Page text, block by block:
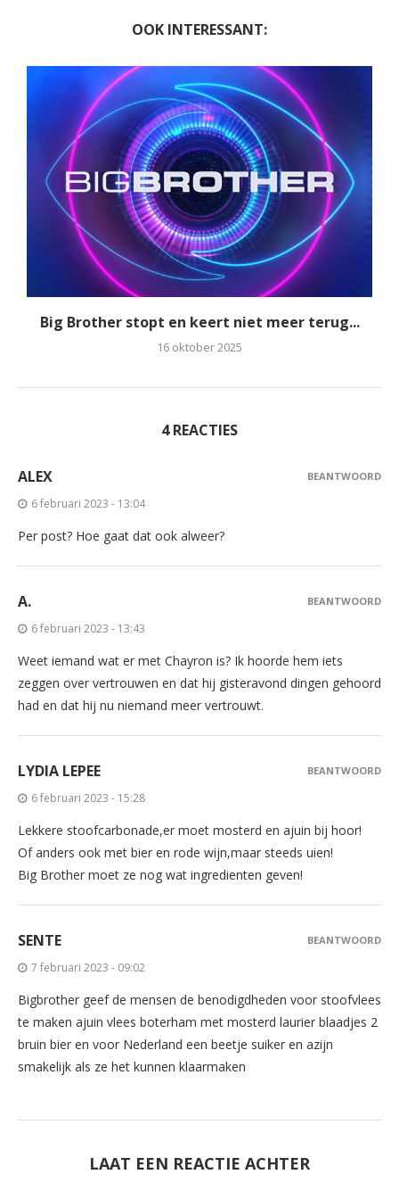
OOK INTERESSANT:
Big Brother stopt en keert niet meer terug...
16 oktober 2025
4 REACTIES
ALEX
6 februari 2023 - 13:04
Per post? Hoe gaat dat ook alweer?
BEANTWOORD
A.
6 februari 2023 - 13:43
Weet iemand wat er met Chayron is? Ik hoorde hem iets
zeggen over vertrouwen en dat hij gisteravond dingen gehoord
had en dat hij nu niemand meer vertrouwt.
BEANTWOORD
LYDIA LEPEE
6 februari 2023 - 15:28
Lekkere stoofcarbonade,er moet mosterd en ajuin bij hoor!
Of anders ook met bier en rode wijn,maar steeds uien!
Big Brother moet ze nog wat ingredienten geven!
BEANTWOORD
SENTE
7 februari 2023 - 09:02
Bigbrother geef de mensen de benodigdheden voor stoofvlees
te maken ajuin vlees boterham met mosterd laurier blaadjes 2
bruin bier en voor Nederland een beetje suiker en azijn
smakelijk als ze het kunnen klaarmaken
BEANTWOORD
LAAT EEN REACTIE ACHTER